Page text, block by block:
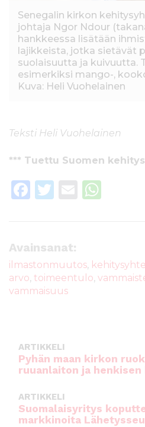
Senegalin kirkon
johtaja Ngor Ndour
hankkeessa lisätään
lajikkeista, jotka sietävät
suolaisuutta ja kuivuutta.
esimerkiksi mango-,
Kuva: Heli Vuohelainen
Teksti Heli Vuohelainen
*** Tuettu Suomen
F
e
b
o
T
te
r
E
A
p
Avainsanat:
ilmastonmuutos,
arvo, toimeentulo,
vammaisuus
ARTIKKELI
Pyhän maan kirkon
ruuanlaiton ja henkisen
ARTIKKELI
Suomalaisyritys
markkinoita